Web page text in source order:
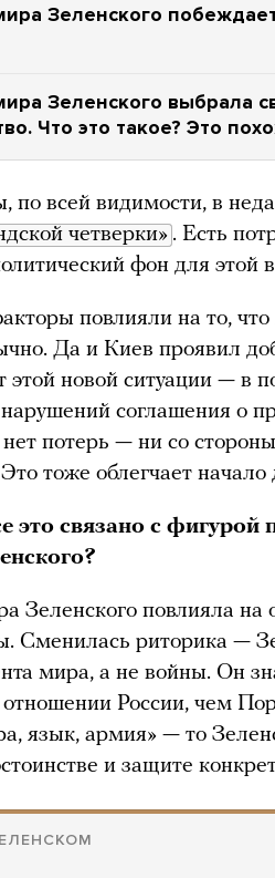
Зеленского
Зеленского выбрала
Что это такое? Это
по всей видимости, в
четверки» . Есть
фон для этой
повлияли на то,
Да и Киев проявил
этой новой ситуации — в
нарушений соглашения о
потерь — ни со стороны
тоже облегчает начало
это связано с фигурой
Зеленского повлияла на
Сменилась риторика —
мира, а не войны. Он
отношении России, чем
язык, армия» — то
и защите